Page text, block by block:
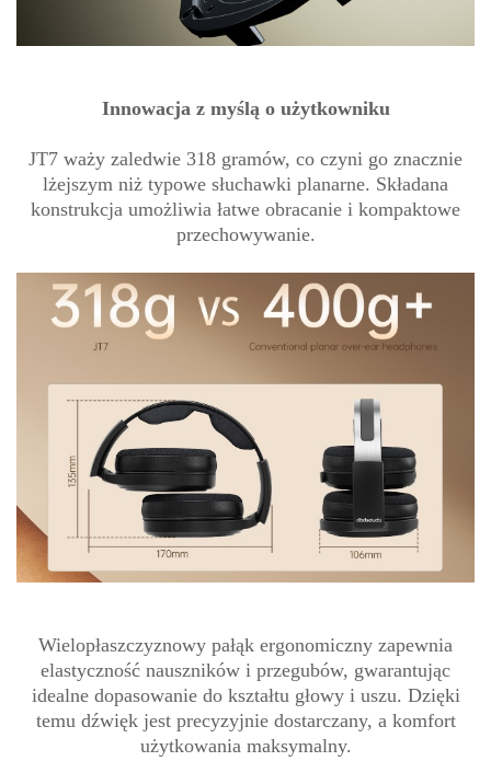
Innowacja z myślą o użytkowniku
JT7 waży zaledwie 318 gramów, co czyni go znacznie
lżejszym niż typowe słuchawki planarne. Składana
konstrukcja umożliwia łatwe obracanie i kompaktowe
przechowywanie.
Wielopłaszczyznowy pałąk ergonomiczny zapewnia
elastyczność nauszników i przegubów, gwarantując
idealne dopasowanie do kształtu głowy i uszu. Dzięki
temu dźwięk jest precyzyjnie dostarczany, a komfort
użytkowania maksymalny.